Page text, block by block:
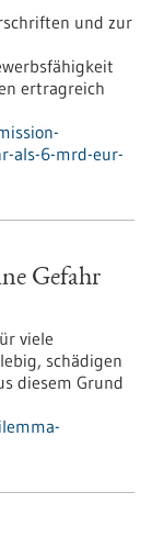
und zur
ertragreich
als-6-mrd-eur-
Gefahr
viele
schädigen
diesem Grund